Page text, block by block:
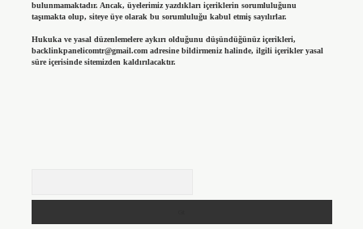
bulunmamaktadır. Ancak, üyelerimiz yazdıkları içeriklerin sorumluluğunu
taşımakta olup, siteye üye olarak bu sorumluluğu kabul etmiş sayılırlar.
Hukuka ve yasal düzenlemelere aykırı olduğunu düşündüğünüz içerikleri,
backlinkpanelicomtr@gmail.comadresine bildirmeniz halinde, ilgili içerikler yasal
süre içerisinde sitemizden kaldırılacaktır.